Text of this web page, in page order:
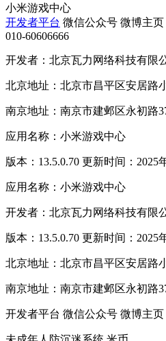
小米游戏中心
开发者平台 微信公众号 微博主页
010-60606666
开发者：北京瓦力网络科技有限
北京地址：北京市昌平区安居路
南京地址：南京市建邺区永初路
应用名称：小米游戏中心
版本：13.5.0.70 更新时间：2025
应用名称：小米游戏中心
开发者：北京瓦力网络科技有限
版本：13.5.0.70 更新时间：2025
北京地址：北京市昌平区安居路
南京地址：南京市建邺区永初路
开发者平台 微信公众号 微博主页